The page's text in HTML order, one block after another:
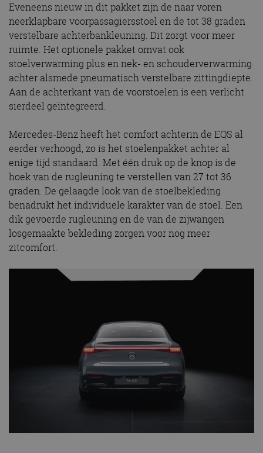
Eveneens nieuw in dit pakket zijn de naar voren
neerklapbare voorpassagiersstoel en de tot 38 graden
verstelbare achterbankleuning. Dit zorgt voor meer
ruimte. Het optionele pakket omvat ook
stoelverwarming plus en nek- en schouderverwarming
achter alsmede pneumatisch verstelbare zittingdiepte.
Aan de achterkant van de voorstoelen is een verlicht
sierdeel geïntegreerd.
Mercedes-Benz heeft het comfort achterin de EQS al
eerder verhoogd, zo is het stoelenpakket achter al
enige tijd standaard. Met één druk op de knop is de
hoek van de rugleuning te verstellen van 27 tot 36
graden. De gelaagde look van de stoelbekleding
benadrukt het individuele karakter van de stoel. Een
dik gevoerde rugleuning en de van de zijwangen
losgemaakte bekleding zorgen voor nog meer
zitcomfort.